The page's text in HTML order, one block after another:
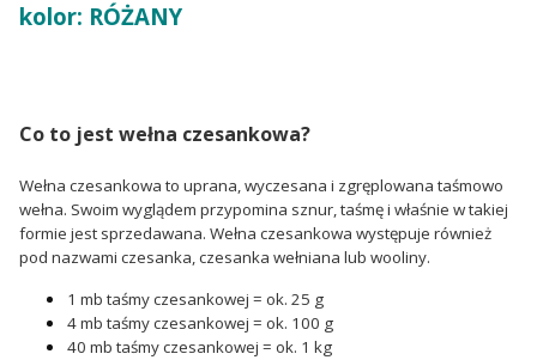
kolor: RÓŻANY
Co to jest wełna czesankowa?
Wełna czesankowa to uprana, wyczesana i zgręplowana taśmowo
wełna. Swoim wyglądem przypomina sznur, taśmę i właśnie w takiej
formie jest sprzedawana. Wełna czesankowa występuje również
pod nazwami czesanka, czesanka wełniana lub wooliny.
1 mb taśmy czesankowej = ok. 25 g
4 mb taśmy czesankowej = ok. 100 g
40 mb taśmy czesankowej = ok. 1 kg